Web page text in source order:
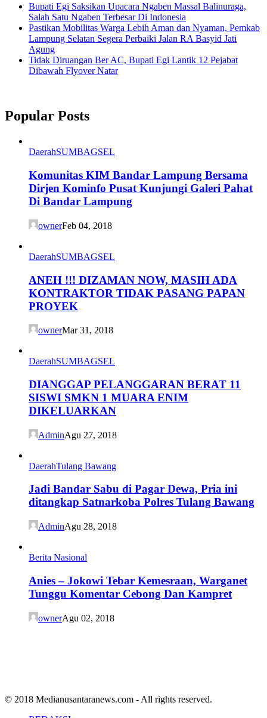
Bupati Egi Saksikan Upacara Ngaben Massal Balinuraga,
Salah Satu Ngaben Terbesar Di Indonesia
Pastikan Mobilitas Warga Lebih Aman dan Nyaman, Pemkab
Lampung Selatan Segera Perbaiki Jalan RA Basyid Jati
Agung
Tidak Diruangan Ber AC, Bupati Egi Lantik 12 Pejabat
Dibawah Flyover Natar
Popular Posts
DaerahSUMBAGSEL
Komunitas KIM Bandar Lampung Bersama
Dirjen Kominfo Pusat Kunjungi Galeri Pahat
Di Bandar Lampung
ownerFeb 04, 2018
DaerahSUMBAGSEL
ANEH !!! DIZAMAN NOW, MASIH ADA
KONTRAKTOR TIDAK PASANG PAPAN
PROYEK
ownerMar 31, 2018
DaerahSUMBAGSEL
DIANGGAP PELANGGARAN BERAT 11
SISWI SMKN 1 MUARA ENIM
DIKELUARKAN
AdminAgu 27, 2018
DaerahTulang Bawang
Jadi Bandar Sabu di Pagar Dewa, Pria ini
ditangkap Satnarkoba Polres Tulang Bawang
AdminAgu 28, 2018
Berita Nasional
Anies – Jokowi Tebar Kemesraan, Warganet
Tunggu Komentar Cebong Dan Kampret
ownerAgu 02, 2018
© 2018 Medianusantaranews.com - All rights reserved.